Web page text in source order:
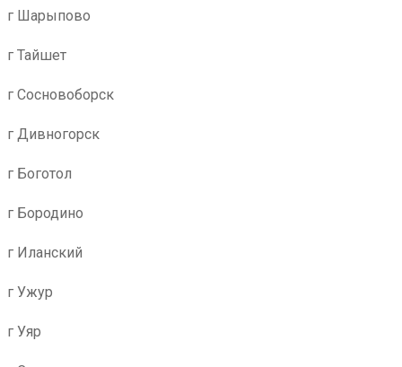
г Шарыпово
г Тайшет
г Сосновоборск
г Дивногорск
г Боготол
г Бородино
г Иланский
г Ужур
г Уяр